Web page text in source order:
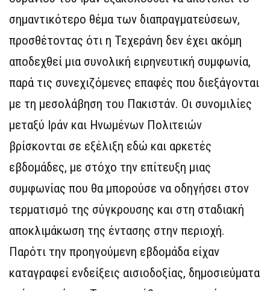
σημαντικότερο θέμα των διαπραγματεύσεων,
προσθέτοντας ότι η Τεχεράνη δεν έχει ακόμη
αποδεχθεί μια συνολική ειρηνευτική συμφωνία,
παρά τις συνεχιζόμενες επαφές που διεξάγονται
με τη μεσολάβηση του Πακιστάν. Οι συνομιλίες
μεταξύ Ιράν και Ηνωμένων Πολιτειών
βρίσκονται σε εξέλιξη εδώ και αρκετές
εβδομάδες, με στόχο την επίτευξη μιας
συμφωνίας που θα μπορούσε να οδηγήσει στον
τερματισμό της σύγκρουσης και στη σταδιακή
αποκλιμάκωση της έντασης στην περιοχή.
Παρότι την προηγούμενη εβδομάδα είχαν
καταγραφεί ενδείξεις αισιοδοξίας, δημοσιεύματα